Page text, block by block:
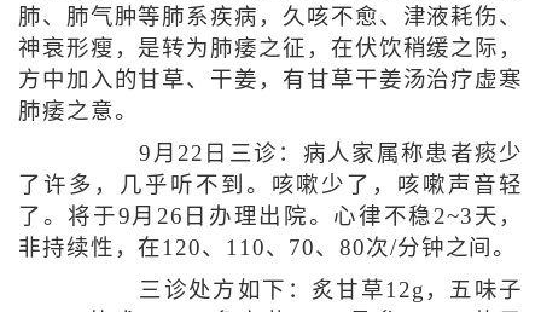
肺、肺气肿等肺系疾病，久咳不愈、津液耗伤、
神衰形瘦，是转为肺痿之征，在伏饮稍缓之际，
方中加入的甘草、干姜，有甘草干姜汤治疗虚寒
肺痿之意。
9月22日三诊：病人家属称患者痰少
了许多，几乎听不到。咳嗽少了，咳嗽声音轻
了。将于9月26日办理出院。心律不稳2~3天，
非持续性，在120、110、70、80次/分钟之间。
三诊处方如下：炙甘草12g，五味子